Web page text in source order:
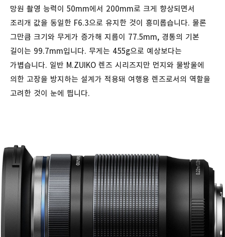
망원 촬영 능력이 50mm에서 200mm로 크게 향상되면서
조리개 값을 동일한 F6.3으로 유지한 것이 흥미롭습니다. 물론
그만큼 크기와 무게가 증가해 지름이 77.5mm, 경통의 기본
길이는 99.7mm입니다. 무게는 455g으로 예상보다는
가볍습니다. 일반 M.ZUIKO 렌즈 시리즈지만 먼지와 물방울에
의한 고장을 방지하는 설계가 적용돼 여행용 렌즈로서의 역할을
고려한 것이 눈에 띕니다.